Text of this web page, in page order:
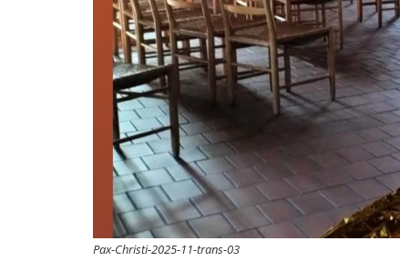
Pax-Christi-2025-11-trans-03